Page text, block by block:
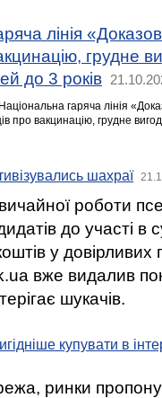
лінія
грудне
до 3 років
гаряча лінія
про вакцинацію, грудне
шахраї
роботи
до участі в
у довірливих
вже видалив
шукачів.
купувати в
ринки